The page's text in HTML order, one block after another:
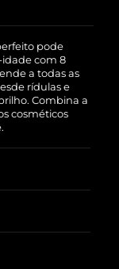
até
seu
FOFO
dias.
pode
com 8
a todas as
rídulas e
Combina a
cosméticos
e a